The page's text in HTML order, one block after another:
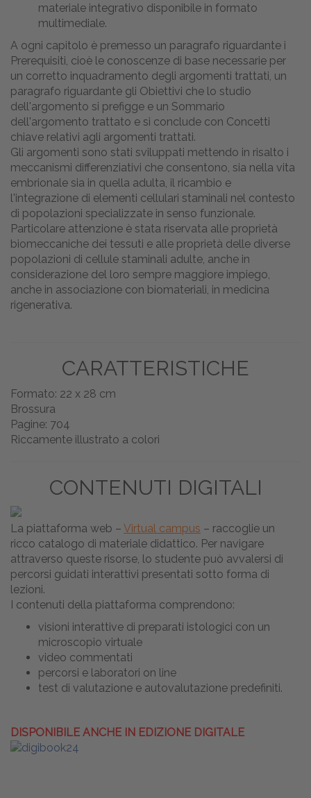
materiale integrativo disponibile in formato
multimediale.
A ogni capitolo è premesso un paragrafo riguardante i
Prerequisiti, cioè le conoscenze di base necessarie per
un corretto inquadramento degli argomenti trattati, un
paragrafo riguardante gli Obiettivi che lo studio
dell'argomento si prefigge e un Sommario
dell'argomento trattato e si conclude con Concetti
chiave relativi agli argomenti trattati.
Gli argomenti sono stati sviluppati mettendo in risalto i
meccanismi differenziativi che consentono, sia nella vita
embrionale sia in quella adulta, il ricambio e
l'integrazione di elementi cellulari staminali nel contesto
di popolazioni specializzate in senso funzionale.
Particolare attenzione è stata riservata alle proprietà
biomeccaniche dei tessuti e alle proprietà delle diverse
popolazioni di cellule staminali adulte, anche in
considerazione del loro sempre maggiore impiego,
anche in associazione con biomateriali, in medicina
rigenerativa.
CARATTERISTICHE
Formato: 22 x 28 cm
Brossura
Pagine: 704
Riccamente illustrato a colori
CONTENUTI DIGITALI
La piattaforma web – Virtual campus – raccoglie un
ricco catalogo di materiale didattico. Per navigare
attraverso queste risorse, lo studente può avvalersi di
percorsi guidati interattivi presentati sotto forma di
lezioni.
I contenuti della piattaforma comprendono:
visioni interattive di preparati istologici con un
microscopio virtuale
video commentati
percorsi e laboratori on line
test di valutazione e autovalutazione predefiniti.
DISPONIBILE ANCHE IN EDIZIONE DIGITALE